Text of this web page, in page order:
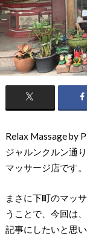
Relax Massage by
ジャルンクルン通
マッサージ店です。
まさに下町のマッ
うことで、今回は
記事にしたいと思い